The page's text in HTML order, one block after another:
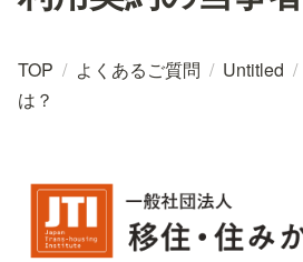
TOP / よくあるご質問 / Untitled /
は？